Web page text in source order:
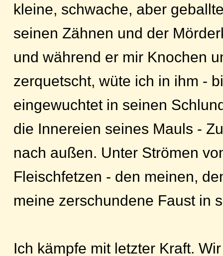
kleine, schwache, aber
seinen Zähnen und der
und während er mir Knochen
zerquetscht, wüte ich in ihm -
eingewuchtet in seinen
die Innereien seines Mauls -
nach außen. Unter Strömen
Fleischfetzen - den meinen,
meine zerschundene Faust in
Ich kämpfe mit letzter Kraft.